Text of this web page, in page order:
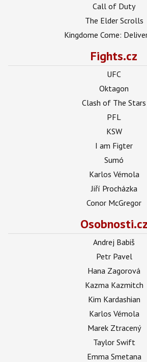
Call of Duty
The Elder Scrolls
Kingdome Come:
Fights.cz
UFC
Oktagon
Clash of The Stars
PFL
KSW
I am Figter
Sumó
Karlos Vémola
Jiří Procházka
Conor McGregor
Osobnosti.cz
Andrej Babiš
Petr Pavel
Hana Zagorová
Kazma Kazmitch
Kim Kardashian
Karlos Vémola
Marek Ztracený
Taylor Swift
Emma Smetana